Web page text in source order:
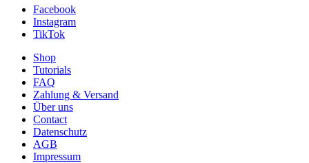
Facebook
Instagram
TikTok
Shop
Tutorials
FAQ
Zahlung & Versand
Über uns
Contact
Datenschutz
AGB
Impressum